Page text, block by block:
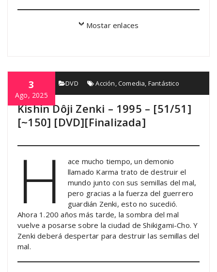
Mostar enlaces
3
Ago, 2025
AlfGama DVD Acción,Comedia, Fantástico
Kishin Dôji Zenki – 1995 – [51/51]
[~150] [DVD][Finalizada]
H
ace mucho tiempo, un demonio
llamado Karma trato de destruir el
mundo junto con sus semillas del mal,
pero gracias a la fuerza del guerrero
guardián Zenki, esto no sucedió.
Ahora 1.200 años más tarde, la sombra del mal
vuelve a posarse sobre la ciudad de Shikigami-Cho. Y
Zenki deberá despertar para destruir las semillas del
mal.